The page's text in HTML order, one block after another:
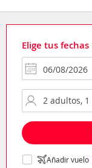
Elige tus fechas
Añadir vuelo